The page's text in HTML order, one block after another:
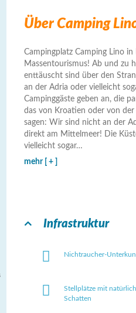
Über Camping
Campingplatz Camping Lino
Massentourismus! Ab und zu
enttäuscht sind über den
an der Adria oder vielleicht
Campinggäste geben an, die
das von Kroatien oder von
sagen: Wir sind nicht an der
direkt am Mittelmeer! Die
vielleicht sogar…
mehr [ + ]
Infrastruktur
Nichtraucher-
Stellplätze mit
Schatten